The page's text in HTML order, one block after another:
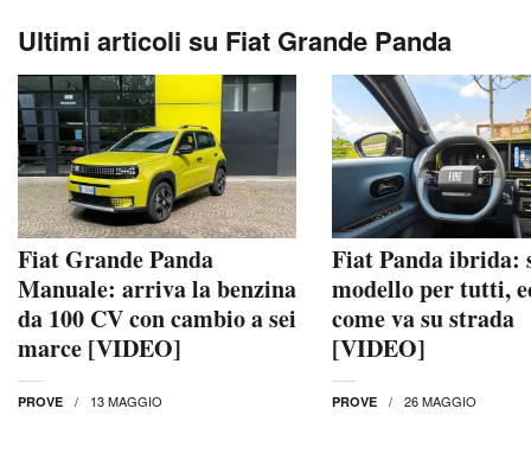
Ultimi articoli su Fiat Grande Panda
Fiat Grande Panda
Manuale: arriva la benzina
da 100 CV con cambio a sei
marce [VIDEO]
PROVE 13 MAGGIO
Fiat Panda ibrida:
modello per tutti,
come va su strada
[VIDEO]
PROVE 26 MAGGIO